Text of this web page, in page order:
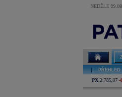
NEDĚLE
PŘEHLED
PX 2 785,07 -